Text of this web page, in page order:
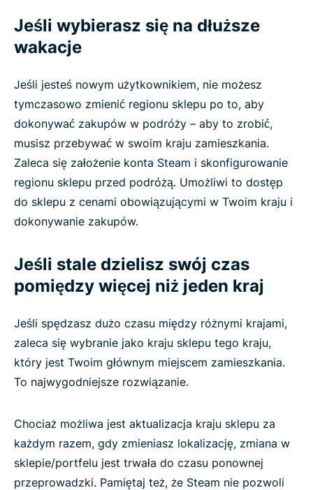
Jeśli wybierasz się na dłuższe
wakacje
Jeśli jesteś nowym użytkownikiem, nie możesz
tymczasowo zmienić regionu sklepu po to, aby
dokonywać zakupów w podróży – aby to zrobić,
musisz przebywać w swoim kraju zamieszkania.
Zaleca się założenie konta Steam i skonfigurowanie
regionu sklepu przed podróżą. Umożliwi to dostęp
do sklepu z cenami obowiązującymi w Twoim kraju i
dokonywanie zakupów.
Jeśli stale dzielisz swój czas
pomiędzy więcej niż jeden kraj
Jeśli spędzasz dużo czasu między różnymi krajami,
zaleca się wybranie jako kraju sklepu tego kraju,
który jest Twoim głównym miejscem zamieszkania.
To najwygodniejsze rozwiązanie.
Chociaż możliwa jest aktualizacja kraju sklepu za
każdym razem, gdy zmieniasz lokalizację, zmiana w
sklepie/portfelu jest trwała do czasu ponownej
przeprowadzki. Pamiętaj też, że Steam nie pozwoli